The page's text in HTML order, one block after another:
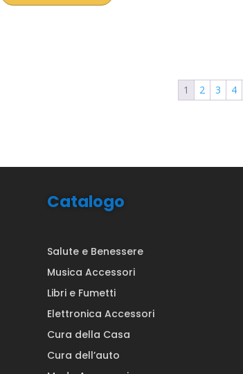
1 2 3 4
Catalogo
Salute e Benessere
Musica Accessori
Libri e Fumetti
Elettronica Accessori
Cura della Casa
Cura dell’auto